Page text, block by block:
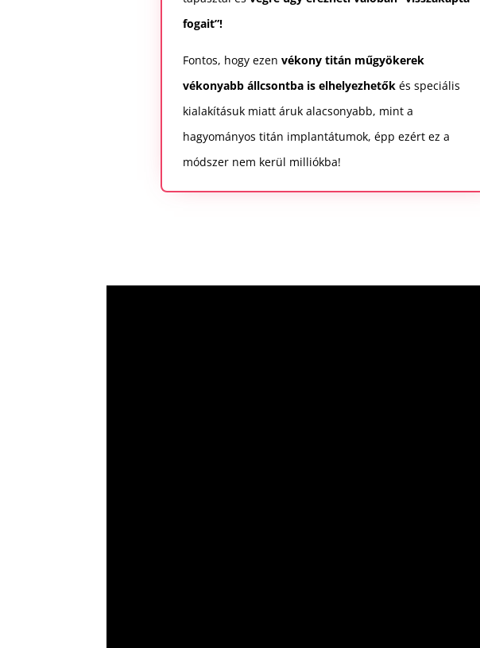
fogait”!
Fontos, hogy ezenvékony titán műgyökerek
vékonyabb állcsontba is elhelyezhetők és speciális
kialakításuk miatt áruk alacsonyabb, mint a
hagyományos titán implantátumok, épp ezért ez a
módszer nem kerül milliókba!